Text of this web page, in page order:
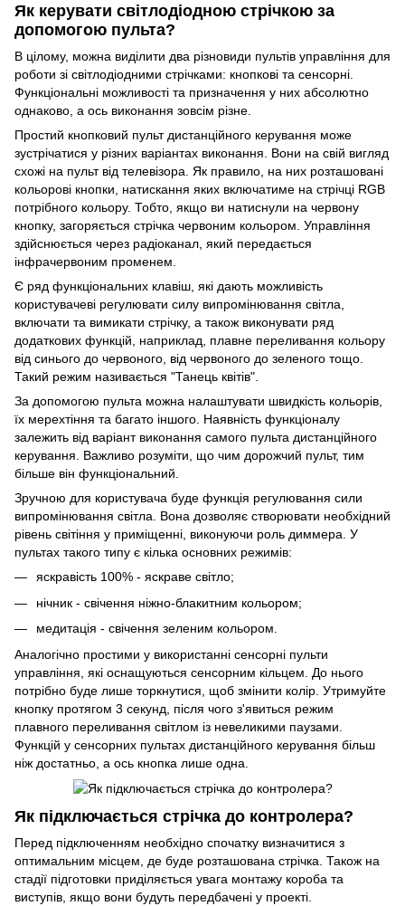
Як керувати світлодіодною стрічкою за
допомогою пульта?
В цілому, можна виділити два різновиди пультів управління для
роботи зі світлодіодними стрічками: кнопкові та сенсорні.
Функціональні можливості та призначення у них абсолютно
однаково, а ось виконання зовсім різне.
Простий кнопковий пульт дистанційного керування може
зустрічатися у різних варіантах виконання. Вони на свій вигляд
схожі на пульт від телевізора. Як правило, на них розташовані
кольорові кнопки, натискання яких включатиме на стрічці RGB
потрібного кольору. Тобто, якщо ви натиснули на червону
кнопку, загоряється стрічка червоним кольором. Управління
здійснюється через радіоканал, який передається
інфрачервоним променем.
Є ряд функціональних клавіш, які дають можливість
користувачеві регулювати силу випромінювання світла,
включати та вимикати стрічку, а також виконувати ряд
додаткових функцій, наприклад, плавне переливання кольору
від синього до червоного, від червоного до зеленого тощо.
Такий режим називається "Танець квітів".
За допомогою пульта можна налаштувати швидкість кольорів,
їх мерехтіння та багато іншого. Наявність функціоналу
залежить від варіант виконання самого пульта дистанційного
керування. Важливо розуміти, що чим дорожчий пульт, тим
більше він функціональний.
Зручною для користувача буде функція регулювання сили
випромінювання світла. Вона дозволяє створювати необхідний
рівень світіння у приміщенні, виконуючи роль диммера. У
пультах такого типу є кілька основних режимів:
яскравість 100% - яскраве світло;
нічник - свічення ніжно-блакитним кольором;
медитація - свічення зеленим кольором.
Аналогічно простими у використанні сенсорні пульти
управління, які оснащуються сенсорним кільцем. До нього
потрібно буде лише торкнутися, щоб змінити колір. Утримуйте
кнопку протягом 3 секунд, після чого з'явиться режим
плавного переливання світлом із невеликими паузами.
Функцій у сенсорних пультах дистанційного керування більш
ніж достатньо, а ось кнопка лише одна.
Як підключається стрічка до контролера?
Перед підключенням необхідно спочатку визначитися з
оптимальним місцем, де буде розташована стрічка. Також на
стадії підготовки приділяється увага монтажу короба та
виступів, якщо вони будуть передбачені у проекті.